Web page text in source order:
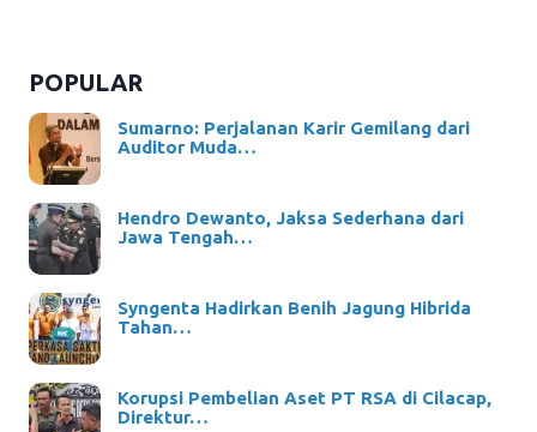
POPULAR
Sumarno: Perjalanan Karir Gemilang dari
Auditor Muda…
Hendro Dewanto, Jaksa Sederhana dari
Jawa Tengah…
Syngenta Hadirkan Benih Jagung Hibrida
Tahan…
Korupsi Pembelian Aset PT RSA di Cilacap,
Direktur…